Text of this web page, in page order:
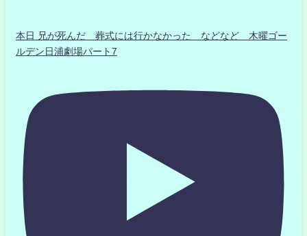
本日 兄が死んだ 葬式には行かなかった などなど 木曜ゴー
ルデン日浦劇場パート7